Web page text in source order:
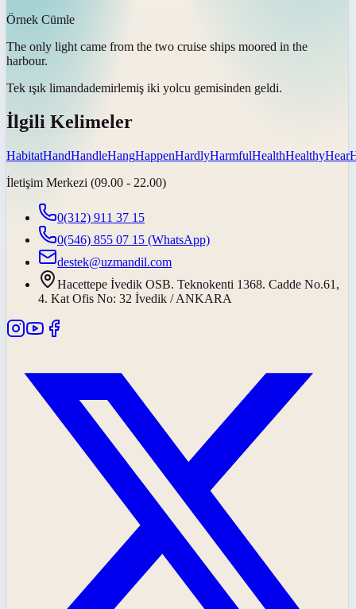
Örnek Cümle
The only light came from the two cruise ships moored in the
harbour.
Tek ışık limandademirlemiş iki yolcu gemisinden geldi.
İlgili Kelimeler
HabitatHandHandleHangHappenHardlyHarmfulHealthHealthyHear
İletişim Merkezi (09.00 - 22.00)
0(312) 911 37 15
0(546) 855 07 15 (WhatsApp)
destek@uzmandil.com
Hacettepe İvedik OSB. Teknokenti 1368. Cadde No.61,
4. Kat Ofis No: 32 İvedik / ANKARA